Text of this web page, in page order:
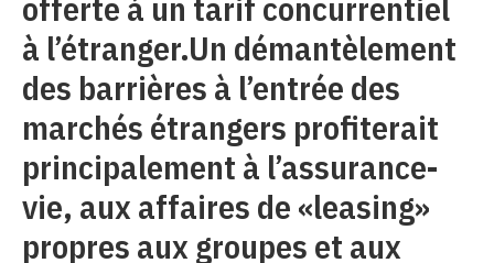
à l’étranger.Un démantèlement
des barrières à l’entrée des
marchés étrangers profiterait
principalement à l’assurance-
vie, aux affaires de «leasing»
propres aux groupes et aux